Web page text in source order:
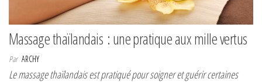
Massage thaïlandais : une pratique aux mille vertus
Par ARCHY
Le massage thaïlandais est pratiqué pour soigner et guérir certaines